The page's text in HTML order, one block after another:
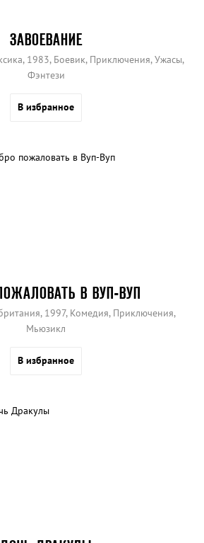
ЗАВОЕВАНИЕ
1983, Боевик, Приключения, Ужасы,
Фэнтези
В избранное
В ВУП-ВУП
1997, Комедия, Приключения,
Мьюзикл
В избранное